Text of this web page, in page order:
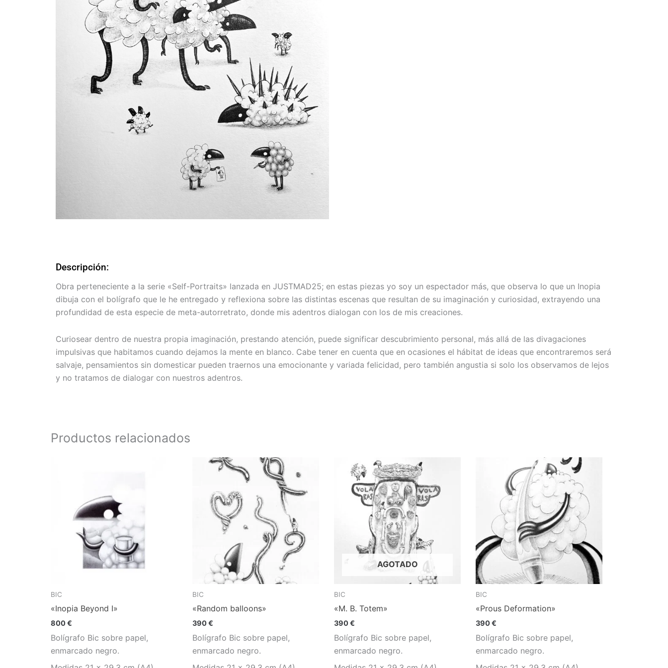
Descripción:
Obra perteneciente a la serie «Self-Portraits» lanzada en JUSTMAD25; en estas piezas yo soy un espectador más, que observa lo que un Inopia
dibuja con el bolígrafo que le he entregado y reflexiona sobre las distintas escenas que resultan de su imaginación y curiosidad, extrayendo una
profundidad de esta especie de meta-autorretrato, donde mis adentros dialogan con los de mis creaciones.
Curiosear dentro de nuestra propia imaginación, prestando atención, puede significar descubrimiento personal, más allá de las divagaciones
impulsivas que habitamos cuando dejamos la mente en blanco. Cabe tener en cuenta que en ocasiones el hábitat de ideas que encontraremos será
salvaje, pensamientos sin domesticar pueden traernos una emocionante y variada felicidad, pero también angustia si solo los observamos de lejos
y no tratamos de dialogar con nuestros adentros.
Productos relacionados
BIC
«Inopia Beyond I»
800€
Bolígrafo Bic sobre papel,
enmarcado negro.
BIC
«Random balloons»
390€
Bolígrafo Bic sobre papel,
enmarcado negro.
AGOTADO
BIC
«M. B. Totem»
390€
Bolígrafo Bic sobre papel,
enmarcado negro.
BIC
«Prous Deformation»
390€
Bolígrafo Bic sobre papel,
enmarcado negro.